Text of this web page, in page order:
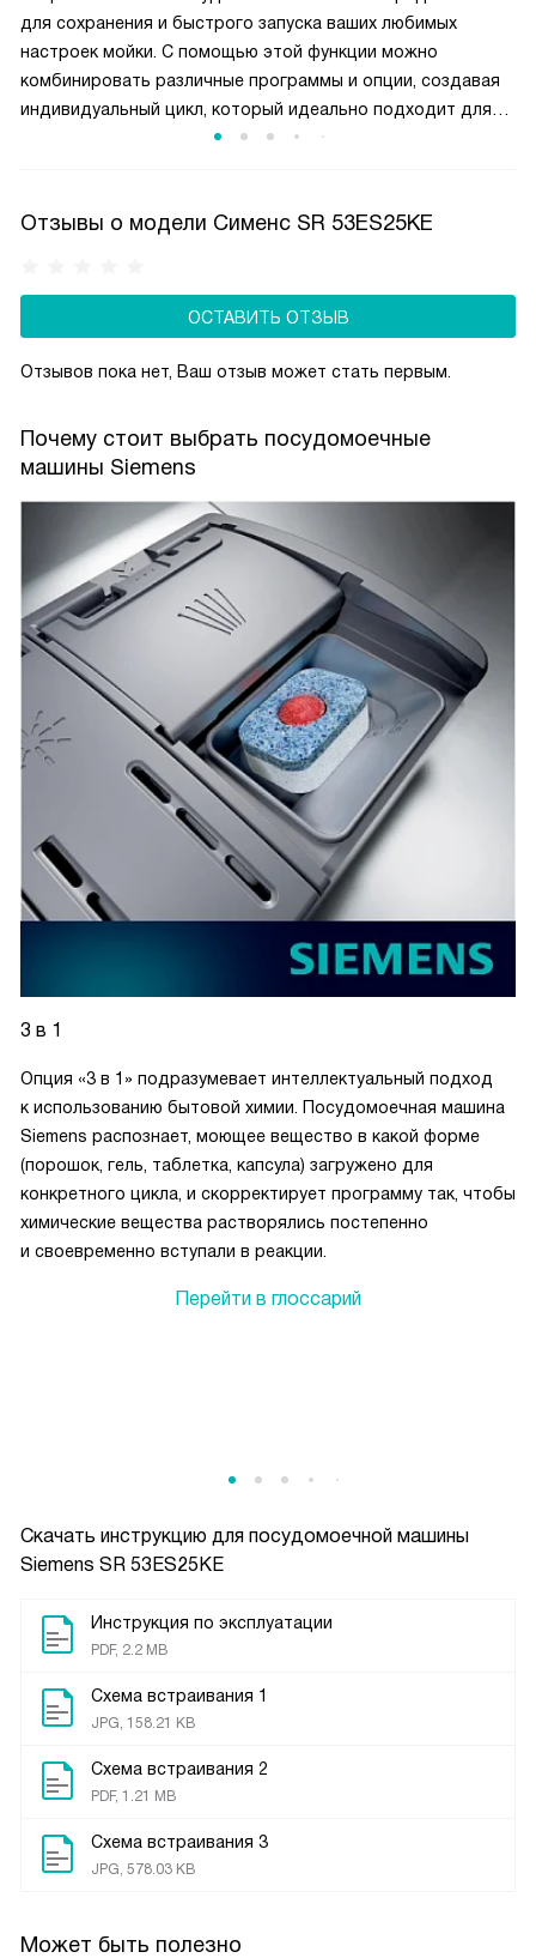
Скачать инструкцию для посудомоечной машины
Siemens SR 53ES25KE
Инструкция по эксплуатации
PDF, 2.2 MB
Схема встраивания 1
JPG, 158.21 KB
Схема встраивания 2
PDF, 1.21 MB
Схема встраивания 3
JPG, 578.03 KB
Может быть полезно
для сохранения и быстрого запуска ваших любимых
настроек мойки. С помощью этой функции можно
комбинировать различные программы и опции, создавая
индивидуальный цикл, который идеально подходит для
ваших нужд. Например, вы можете сочетать быструю
кнопки. Это значительно экономит время и упрощает
Отзывы о модели Сименс SR 53ES25KE
ОСТАВИТЬ ОТЗЫВ
Отзывов пока нет, Ваш отзыв может стать первым.
Почему стоит выбрать посудомоечные
машины Siemens
3 в 1
Опция «3 в 1» подразумевает интеллектуальный подход
к использованию бытовой химии. Посудомоечная машина
Siemens распознает, моющее вещество в какой форме
(порошок, гель, таблетка, капсула) загружено для
конкретного цикла, и скорректирует программу так, чтобы
химические вещества растворялись постепенно
и своевременно вступали в реакции.
Перейти в глоссарий